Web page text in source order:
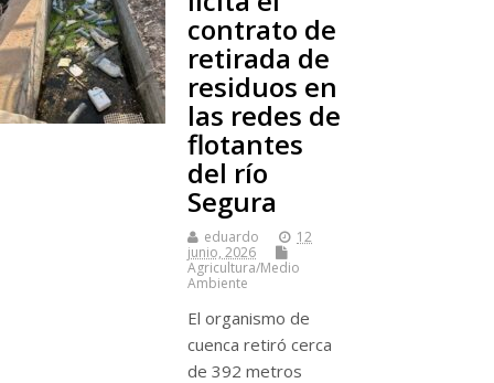
contrato de
retirada de
residuos en
las redes de
flotantes
del río
Segura
eduardo
12
junio, 2026
Agricultura/Medio
Ambiente
El organismo de
cuenca retiró cerca
de 392 metros